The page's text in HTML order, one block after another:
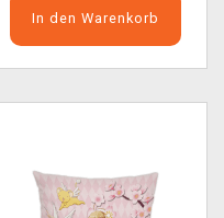
In den Warenkorb